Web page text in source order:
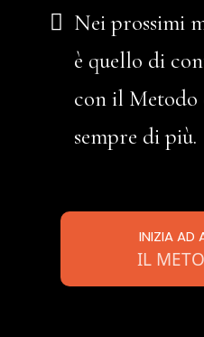
Nei prossimi
è quello di
con il Metodo
sempre di più.
INIZIA AD
IL